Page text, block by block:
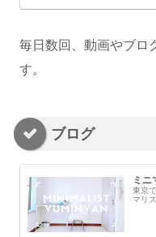
毎日数回、動画やブロ
す。
ブログ
ミニ
東京
マリ